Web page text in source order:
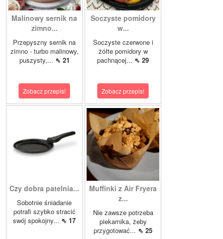
Malinowy sernik na
zimno...
Przepyszny sernik na
zimno - turbo malinowy,
puszysty,... ⇖ 21
Zobacz przepis!
Soczyste pomidory
w...
Soczyste czerwone i
żółte pomidory w
pachnącej... ⇖ 29
Zobacz przepis!
Czy dobra patelnia...
Sobotnie śniadanie
potrafi szybko stracić
swój spokojny... ⇖ 17
Muffinki z Air Fryera
z...
Nie zawsze potrzeba
piekarnika, żeby
przygotować... ⇖ 25